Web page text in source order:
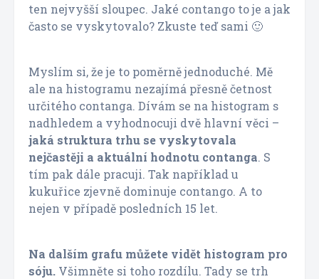
ten nejvyšší sloupec. Jaké contango to je a jak
často se vyskytovalo? Zkuste teď sami 🙂
Myslím si, že je to poměrně jednoduché. Mě
ale na histogramu nezajímá přesně četnost
určitého contanga. Dívám se na histogram s
nadhledem a vyhodnocuji dvě hlavní věci –
jaká struktura trhu se vyskytovala
nejčastěji a aktuální hodnotu contanga. S
tím pak dále pracuji. Tak například u
kukuřice zjevně dominuje contango. A to
nejen v případě posledních 15 let.
Na dalším grafu můžete vidět histogram pro
sóju. Všimněte si toho rozdílu. Tady se trh